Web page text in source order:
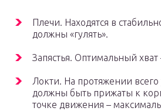
Плечи. Находятся в
должны «гулять».
Запястья. Оптимальный
Локти. На протяжении
должны быть прижаты к
точке движения –